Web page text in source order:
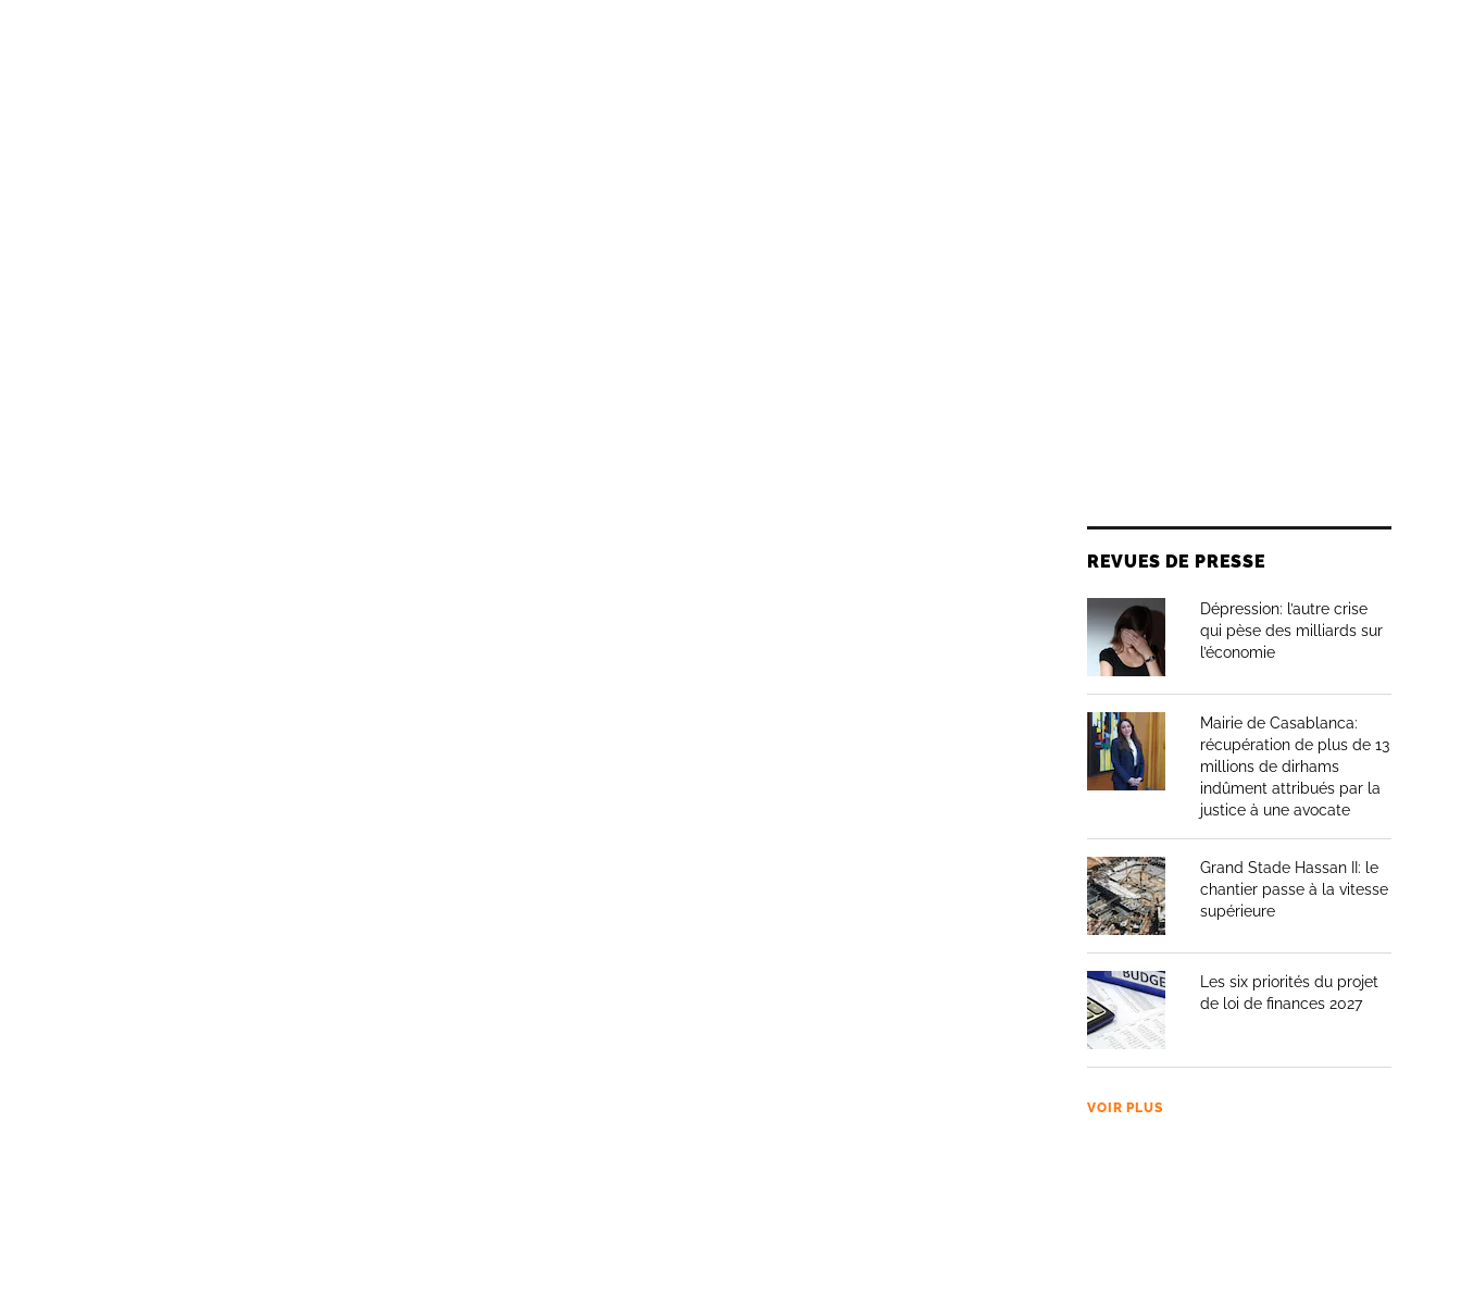
REVUES DE PRESSE
Dépression: l’autre crise
qui pèse des milliards sur
l’économie
Mairie de Casablanca:
récupération de plus de 13
millions de dirhams
indûment attribués par la
justice à une avocate
Grand Stade Hassan II: le
chantier passe à la vitesse
supérieure
Les six priorités du projet
de loi de finances 2027
VOIR PLUS